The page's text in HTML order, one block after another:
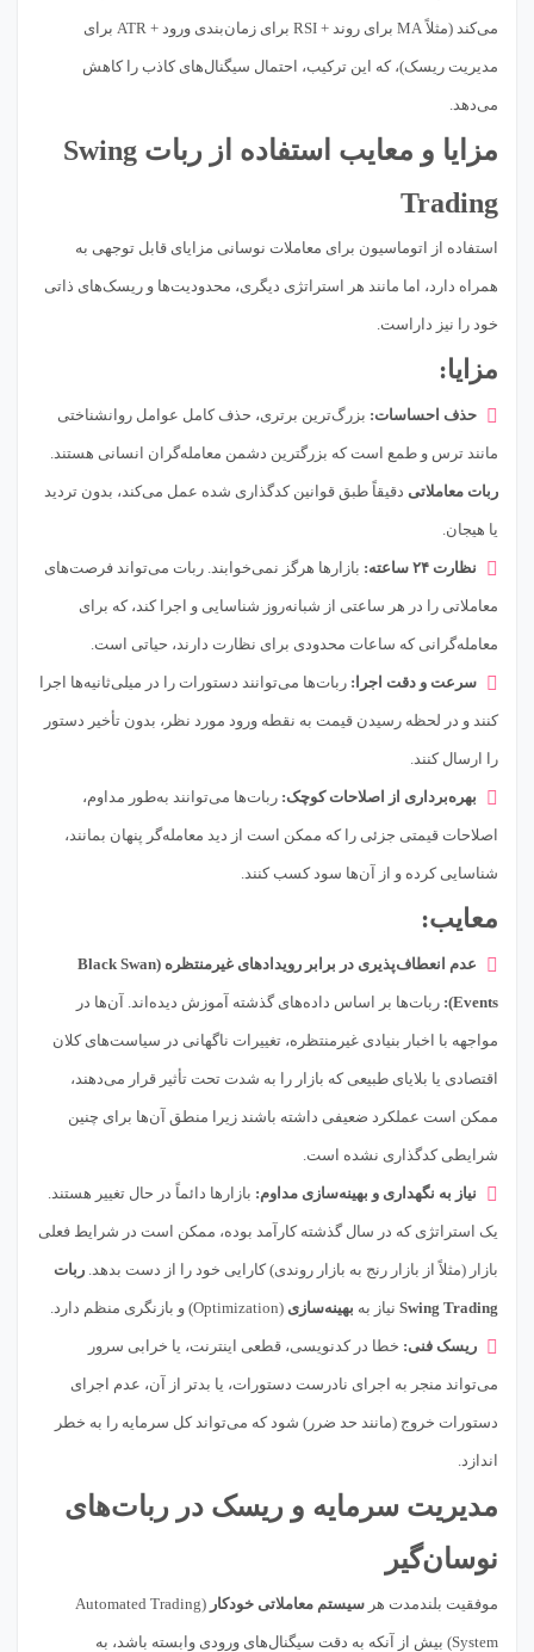
می‌کند (مثلاً MA برای روند + RSI برای زمان‌بندی ورود + ATR برای
مدیریت ریسک)، که این ترکیب، احتمال سیگنال‌های کاذب را کاهش
می‌دهد.
مزایا و معایب استفاده از ربات Swing
Trading
استفاده از اتوماسیون برای معاملات نوسانی مزایای قابل توجهی به
همراه دارد، اما مانند هر استراتژی دیگری، محدودیت‌ها و ریسک‌های ذاتی
خود را نیز داراست.
مزایا:
حذف احساسات: بزرگ‌ترین برتری، حذف کامل عوامل روانشناختی
مانند ترس و طمع است که بزرگترین دشمن معامله‌گران انسانی هستند.
ربات معاملاتی دقیقاً طبق قوانین کدگذاری شده عمل می‌کند، بدون تردید
یا هیجان.
نظارت ۲۴ ساعته: بازارها هرگز نمی‌خوابند. ربات می‌تواند فرصت‌های
معاملاتی را در هر ساعتی از شبانه‌روز شناسایی و اجرا کند، که برای
معامله‌گرانی که ساعات محدودی برای نظارت دارند، حیاتی است.
سرعت و دقت اجرا: ربات‌ها می‌توانند دستورات را در میلی‌ثانیه‌ها اجرا
کنند و در لحظه رسیدن قیمت به نقطه ورود مورد نظر، بدون تأخیر دستور
را ارسال کنند.
بهره‌برداری از اصلاحات کوچک: ربات‌ها می‌توانند به‌طور مداوم،
اصلاحات قیمتی جزئی را که ممکن است از دید معامله‌گر پنهان بمانند،
شناسایی کرده و از آن‌ها سود کسب کنند.
معایب:
عدم انعطاف‌پذیری در برابر رویدادهای غیرمنتظره (Black Swan
Events): ربات‌ها بر اساس داده‌های گذشته آموزش دیده‌اند. آن‌ها در
مواجهه با اخبار بنیادی غیرمنتظره، تغییرات ناگهانی در سیاست‌های کلان
اقتصادی یا بلایای طبیعی که بازار را به شدت تحت تأثیر قرار می‌دهند،
ممکن است عملکرد ضعیفی داشته باشند زیرا منطق آن‌ها برای چنین
شرایطی کدگذاری نشده است.
نیاز به نگهداری و بهینه‌سازی مداوم: بازارها دائماً در حال تغییر هستند.
یک استراتژی که در سال گذشته کارآمد بوده، ممکن است در شرایط فعلی
بازار (مثلاً از بازار رنج به بازار روندی) کارایی خود را از دست بدهد. ربات
Swing Trading نیاز به بهینه‌سازی (Optimization) و بازنگری منظم دارد.
ریسک فنی: خطا در کدنویسی، قطعی اینترنت، یا خرابی سرور
می‌تواند منجر به اجرای نادرست دستورات، یا بدتر از آن، عدم اجرای
دستورات خروج (مانند حد ضرر) شود که می‌تواند کل سرمایه را به خطر
اندازد.
مدیریت سرمایه و ریسک در ربات‌های
نوسان‌گیر
موفقیت بلندمدت هر سیستم معاملاتی خودکار (Automated Trading
System) بیش از آنکه به دقت سیگنال‌های ورودی وابسته باشد، به